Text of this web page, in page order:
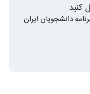
کنید
دانشجویان ایران